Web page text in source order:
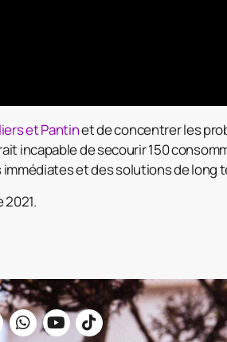
et Pantinet de concentrer les
incapable de secourir 150
et des solutions de long
2021.